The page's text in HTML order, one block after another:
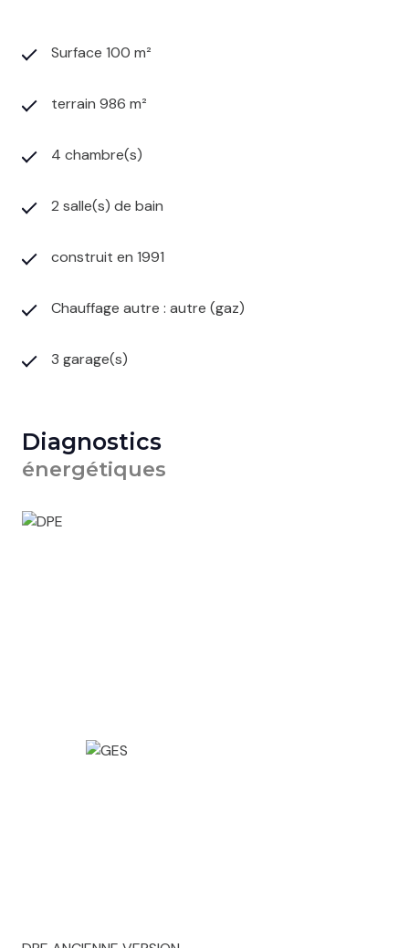
Surface 100 m²
terrain 986 m²
4 chambre(s)
2 salle(s) de bain
construit en 1991
Chauffage autre : autre (gaz)
3 garage(s)
Diagnostics
énergétiques